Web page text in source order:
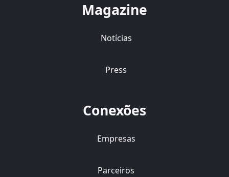
Magazine
Notícias
Press
Conexões
Empresas
Parceiros